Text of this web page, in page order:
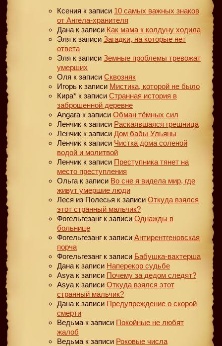
Ксения к записи 10 самых важных знаков
от Ангела-хранителя
Дана к записи Как мама к колдуну ходила
Эля к записи Загадки, на которые нет
ответа
Эля к записи Земные проблемы тревожат
умерших
Оля к записи Сквозняк
Игорь к записи Мистика, которой не было
Кира* к записи Странная история в
заброшенной деревне
Angara к записи Обман тёмных сил
Ленчик к записи Раскаявшаяся грешница
Ленчик к записи Дом бабы Ульяны
Ленчик к записи Чистка дома соленой
водой и молитвой
Ленчик к записи Преступника тянет на
место преступления
Ольга к записи Во сне я видела мир, где
живут умершие люди
Леся из Полесья к записи Откуда взялся
этот странный мальчик?
Фогельгезанг к записи Однажды в
больнице
Фогельгезанг к записи Антирентгеновская
порча
Фогельгезанг к записи Бабушка-вахтерша
Дана к записи Наперекор судьбе
Asya к записи Почему за дедом следят?
Asya к записи Откуда взялся этот
странный мальчик?
Дана к записи Предупреждение о скорой
смерти
Ведьма к записи Покойные не любят
жалоб
Ведьма к записи Роковые числа